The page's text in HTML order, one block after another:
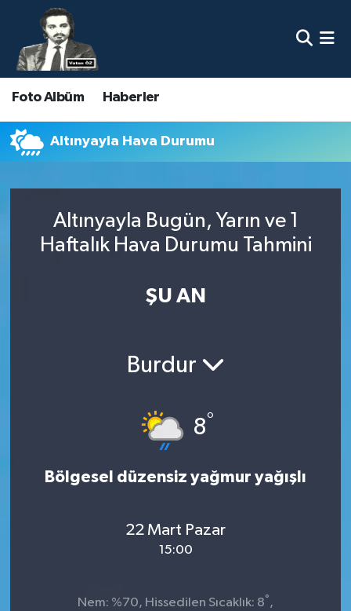
Foto Albüm Haberler
Altınyayla Hava Durumu
Altınyayla Bugün, Yarın ve 1
Haftalık Hava Durumu Tahmini
ŞU AN
Burdur
8°
Bölgesel düzensiz yağmur yağışlı
22 Mart Pazar
15:00
Nem: %70, Hissedilen Sıcaklık: 8° ,
Nöbetçi Eczaneler
Hava Durumu
Namaz Vakitleri
Süper Lig Puan Durumu ve Fikstür
Son Dakika Haberleri